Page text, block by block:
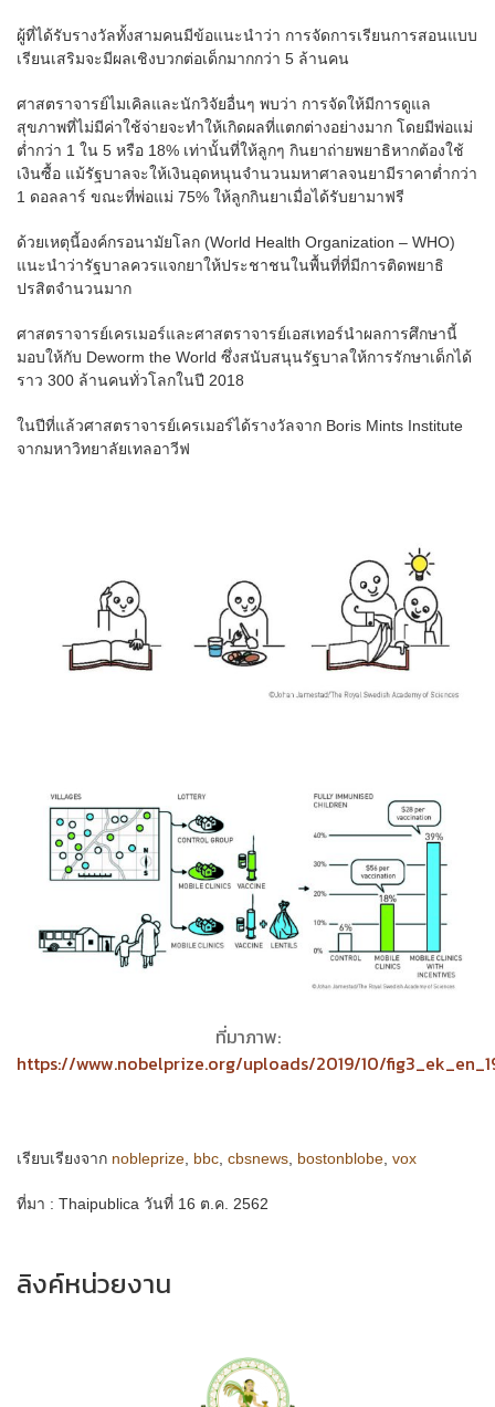
ผู้ที่ได้รับรางวัลทั้งสามคนมีข้อแนะนำว่า การจัดการเรียนการสอนแบบ
เรียนเสริมจะมีผลเชิงบวกต่อเด็กมากกว่า 5 ล้านคน
ศาสตราจารย์ไมเคิลและนักวิจัยอื่นๆ พบว่า การจัดให้มีการดูแล
สุขภาพที่ไม่มีค่าใช้จ่ายจะทำให้เกิดผลที่แตกต่างอย่างมาก โดยมีพ่อแม่
ต่ำกว่า 1 ใน 5 หรือ 18% เท่านั้นที่ให้ลูกๆ กินยาถ่ายพยาธิหากต้องใช้
เงินซื้อ แม้รัฐบาลจะให้เงินอุดหนุนจำนวนมหาศาลจนยามีราคาต่ำกว่า
1 ดอลลาร์ ขณะที่พ่อแม่ 75% ให้ลูกกินยาเมื่อได้รับยามาฟรี
ด้วยเหตุนี้องค์กรอนามัยโลก (World Health Organization – WHO)
แนะนำว่ารัฐบาลควรแจกยาให้ประชาชนในพื้นที่ที่มีการติดพยาธิ
ปรสิตจำนวนมาก
ศาสตราจารย์เครเมอร์และศาสตราจารย์เอสเทอร์นำผลการศึกษานี้
มอบให้กับ Deworm the World ซึ่งสนับสนุนรัฐบาลให้การรักษาเด็กได้
ราว 300 ล้านคนทั่วโลกในปี 2018
ในปีที่แล้วศาสตราจารย์เครเมอร์ได้รางวัลจาก Boris Mints Institute
จากมหาวิทยาลัยเทลอาวีฟ
ที่มาภาพ:
https://www.nobelprize.org/uploads/2019/10/
เรียบเรียงจาก nobleprize bbc cbsnews bostonblobe vox
ที่มา : Thaipublica วันที่ 16 ต.ค. 2562
ลิงค์หน่วยงาน